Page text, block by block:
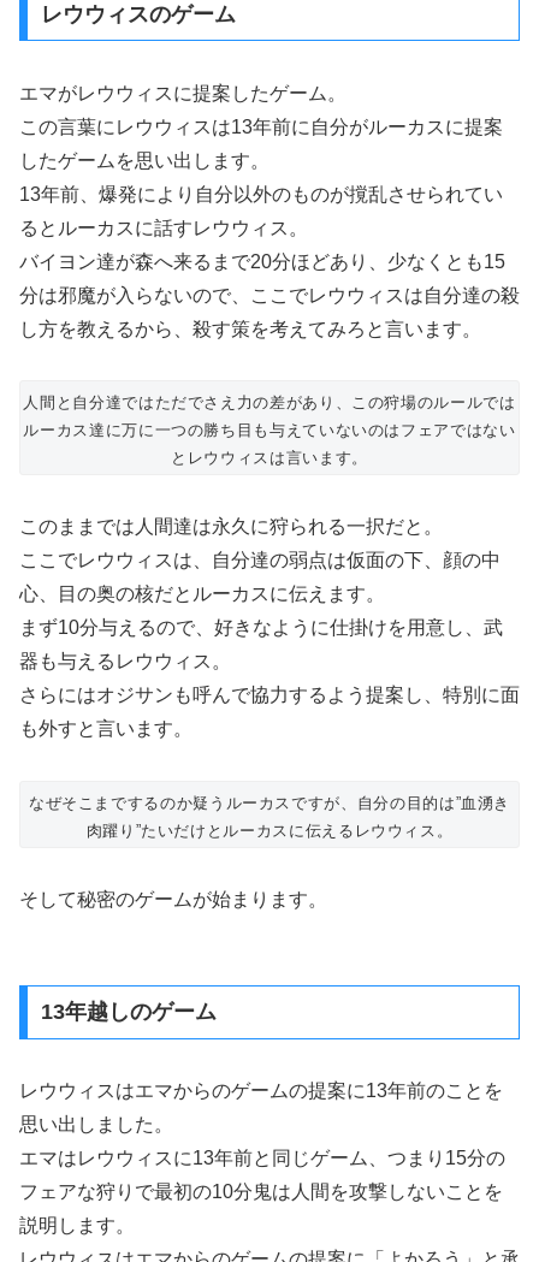
レウウィスのゲーム
エマがレウウィスに提案したゲーム。
この言葉にレウウィスは13年前に自分がルーカスに提案
したゲームを思い出します。
13年前、爆発により自分以外のものが撹乱させられてい
るとルーカスに話すレウウィス。
バイヨン達が森へ来るまで20分ほどあり、少なくとも15
分は邪魔が入らないので、ここでレウウィスは自分達の殺
し方を教えるから、殺す策を考えてみろと言います。
人間と自分達ではただでさえ力の差があり、この狩場のルールでは
ルーカス達に万に一つの勝ち目も与えていないのはフェアではない
とレウウィスは言います。
このままでは人間達は永久に狩られる一択だと。
ここでレウウィスは、自分達の弱点は仮面の下、顔の中
心、目の奥の核だとルーカスに伝えます。
まず10分与えるので、好きなように仕掛けを用意し、武
器も与えるレウウィス。
さらにはオジサンも呼んで協力するよう提案し、特別に面
も外すと言います。
なぜそこまでするのか疑うルーカスですが、自分の目的は”血湧き
肉躍り”たいだけとルーカスに伝えるレウウィス。
そして秘密のゲームが始まります。
13年越しのゲーム
レウウィスはエマからのゲームの提案に13年前のことを
思い出しました。
エマはレウウィスに13年前と同じゲーム、つまり15分の
フェアな狩りで最初の10分鬼は人間を攻撃しないことを
説明します。